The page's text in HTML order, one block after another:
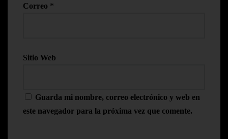
Correo *
Sitio Web
Guarda mi nombre, correo electrónico y web en
este navegador para la próxima vez que comente.